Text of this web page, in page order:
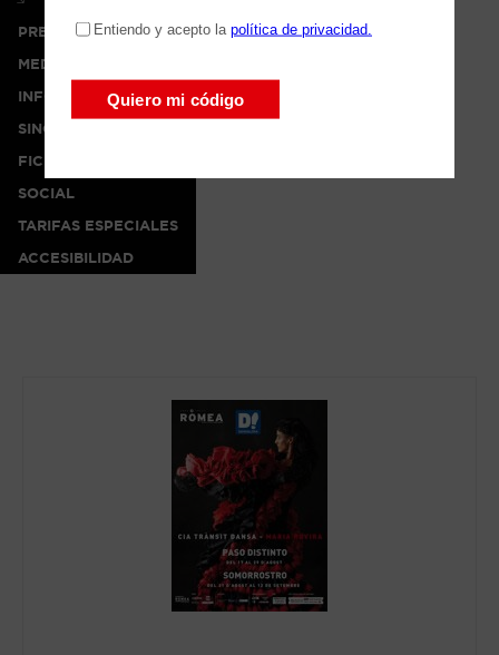
PRENSA
MEDIA
INFO
SINOPSIS
FICHA ARTÍSTICA
SOCIAL
TARIFAS ESPECIALES
ACCESIBILIDAD